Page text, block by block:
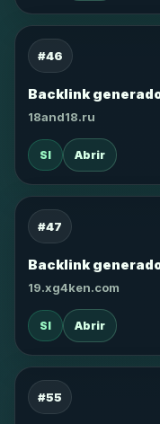
#46
Backlink
18and18.ru
SI Abrir
#47
Backlink
19.xg4ken.com
SI Abrir
#55